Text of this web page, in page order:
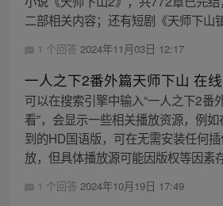
二部相关内容；还有短剧《天师下山
1 个回答 2024年11月03日 12:17
一人之下2番外篇天师下山 在线
可以在搜索引擎中输入“一人之下2番
看”，会显示一些相关播放资源，例
到的HD国语版，可在无需安装任何
放，但具体播放源可能因版权等因素
1 个回答 2024年10月19日 17:49